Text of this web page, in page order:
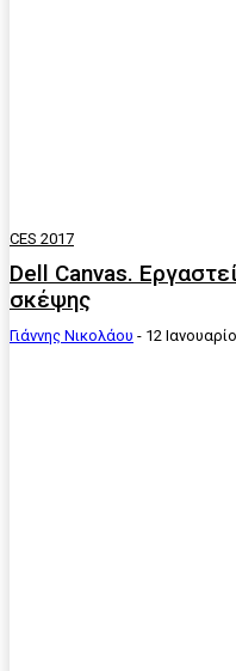
CES 2017
Dell Canvas.
σκέψης
Γιάννης Νικολάου - 12